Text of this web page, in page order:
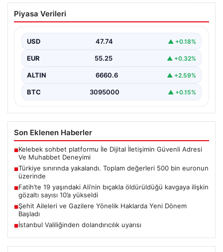
Türkiye sınırında yakalandı. Toplam
değerleri 500 bin euronun üzerinde
bin euronun üzerinde değere ulaştı”, “content”: “…
Piyasa Verileri
USD 47.74 ▲ +0.18%
EUR 55.25 ▲ +0.32%
ALTIN 6660.6 ▲ +2.59%
BTC 3095000 ▲ +0.15%
Son Eklenen Haberler
■Kelebek sohbet platformu İle Dijital İletişimin Güvenli Adresi
Ve Muhabbet Deneyimi
■Türkiye sınırında yakalandı. Toplam değerleri 500 bin euronun
üzerinde
■Fatih’te 19 yaşındaki Ali’nin bıçakla öldürüldüğü kavgaya ilişkin
gözaltı sayısı 10’a yükseldi
■Şehit Aileleri ve Gazilere Yönelik Haklarda Yeni Dönem
Başladı
■İstanbul Valiliğinden dolandırıcılık uyarısı